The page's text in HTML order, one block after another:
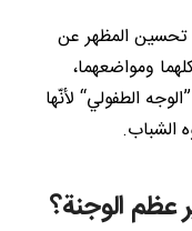
تحسين المظهر عن
ومواضعهما،
الطفولي“ لأنّها
الشباب.
عظم الوجنة؟